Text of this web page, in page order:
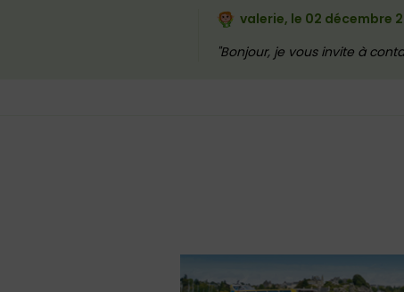
valerie, le 02 décembre
Bonjour, je vous invite à